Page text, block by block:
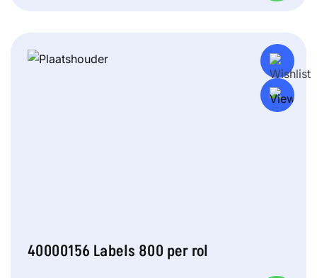
40000156 Labels 800 per rol